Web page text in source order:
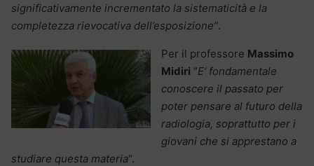
significativamente incrementato la sistematicità e la
completezza rievocativa dell’esposizione”.
Per il professore Massimo
Midiri “E’ fondamentale
conoscere il passato per
poter pensare al futuro della
radiologia, soprattutto per i
giovani che si apprestano a
studiare questa materia“.